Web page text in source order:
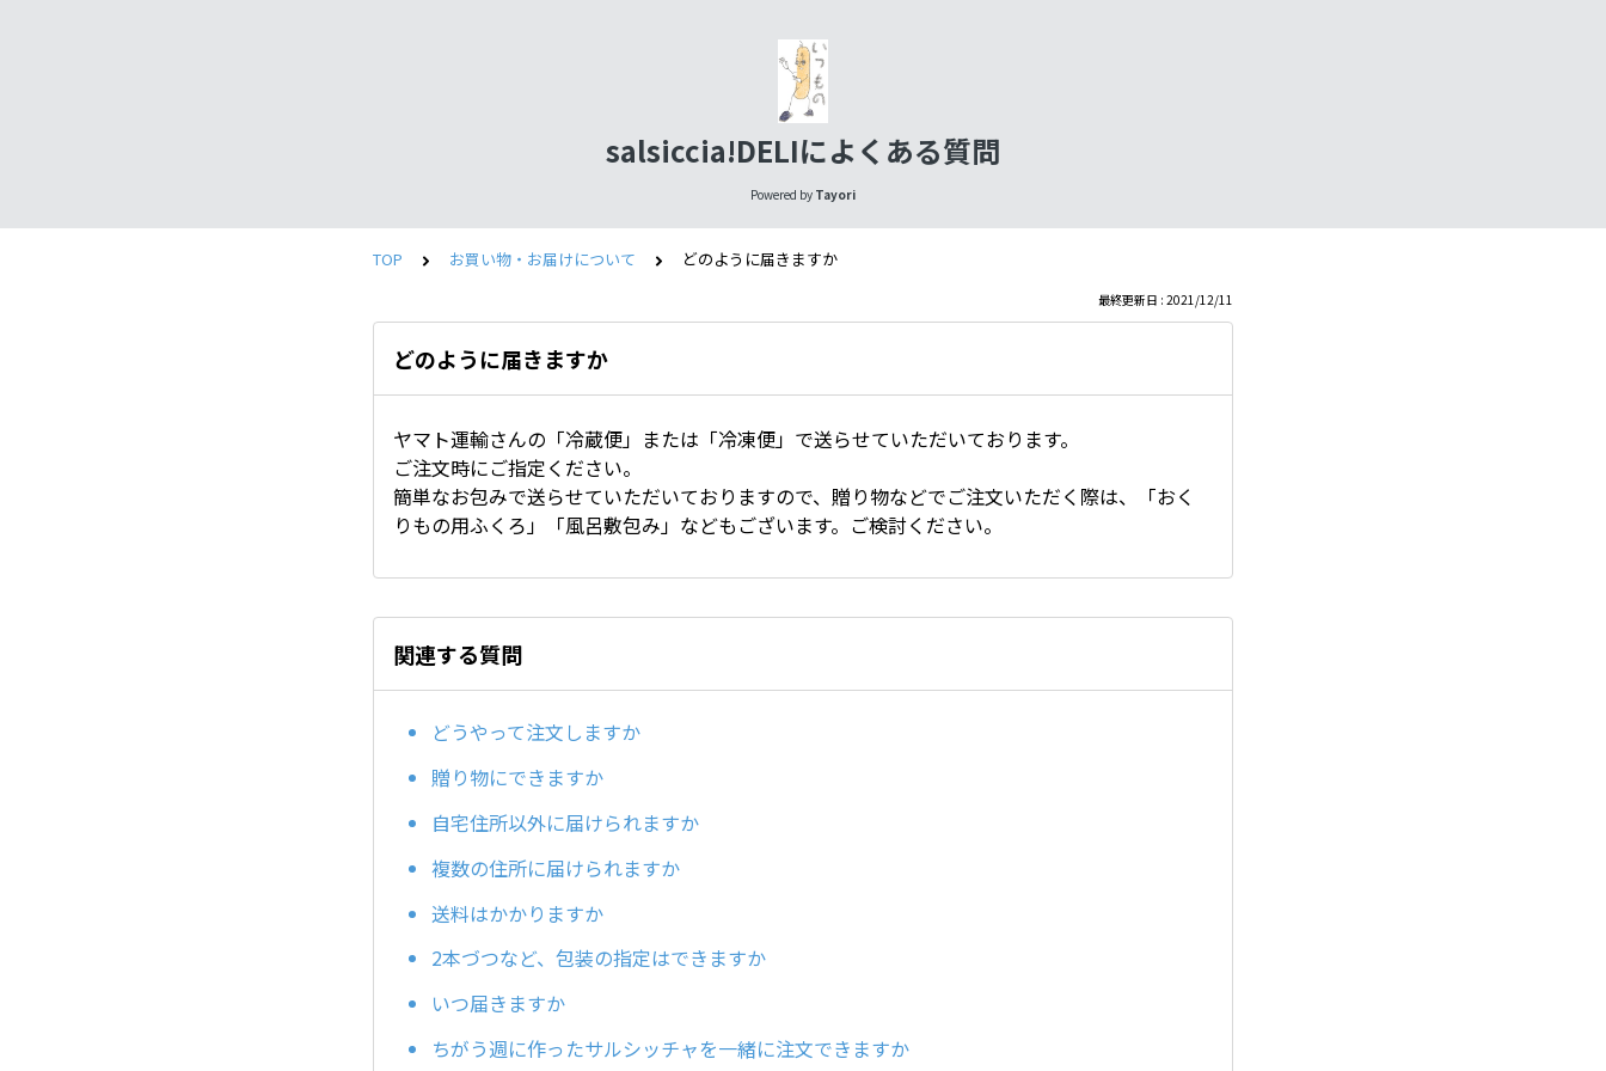
salsiccia!DELIによくある質問
Powered by Tayori
TOP お買い物・お届けについて どのように届きますか
最終更新日 : 2021/12/11
どのように届きますか
ヤマト運輸さんの「冷蔵便」または「冷凍便」で送らせていただいております。
ご注文時にご指定ください。
簡単なお包みで送らせていただいておりますので、贈り物などでご注文いただく際は、「おく
りもの用ふくろ」「風呂敷包み」などもございます。ご検討ください。
関連する質問
どうやって注文しますか
贈り物にできますか
自宅住所以外に届けられますか
複数の住所に届けられますか
送料はかかりますか
2本づつなど、包装の指定はできますか
いつ届きますか
ちがう週に作ったサルシッチャを一緒に注文できますか